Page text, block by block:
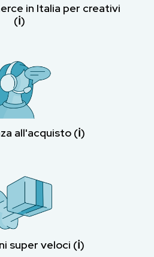
in Italia per creativi
(ℹ︎)
all'acquisto (ℹ︎)
super veloci (ℹ︎)